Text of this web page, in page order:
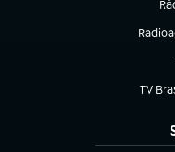
(abre
TV
(abre